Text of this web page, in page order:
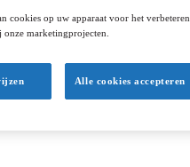
cookies op uw apparaat voor het verbeteren
marketingprojecten.
Alle cookies accepteren